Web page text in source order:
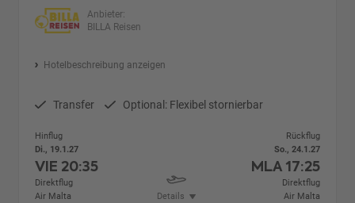
Anbieter:
BILLA Reisen
Hotelbeschreibung anzeigen
Transfer Optional: Flexibel stornierbar
Hinflug
Di., 19.1.27
VIE 20:35
Direktflug
Air Malta
Details
Rückflug
So., 24.1.27
MLA 17:25
Direktflug
Air Malta